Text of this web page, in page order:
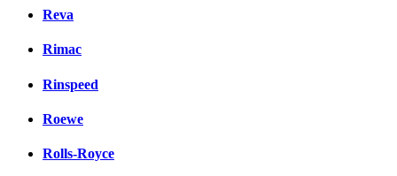
Reva
Rimac
Rinspeed
Roewe
Rolls-Royce